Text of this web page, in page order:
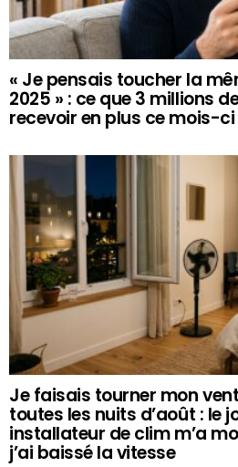
« Je pensais toucher la
2025 » : ce que 3 millions
recevoir en plus ce mois-ci
Je faisais tourner mon
toutes les nuits d’août : le
installateur de clim m’a
j’ai baissé la vitesse